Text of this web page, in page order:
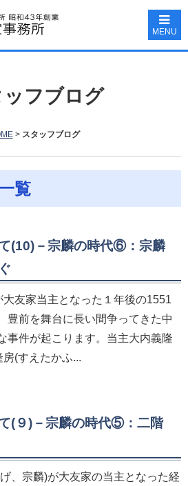
MENU
フブログ
> スタッフブログ
覧
(10)－宗麟の時代⑥：宗麟
友家当主となった１年後の1551
豊前を舞台に長い間争ってきた中
事件が起こります。当主大内義隆
(すえたかふ...
(９)－宗麟の時代⑤：二階
、宗麟)が大友家の当主となった経